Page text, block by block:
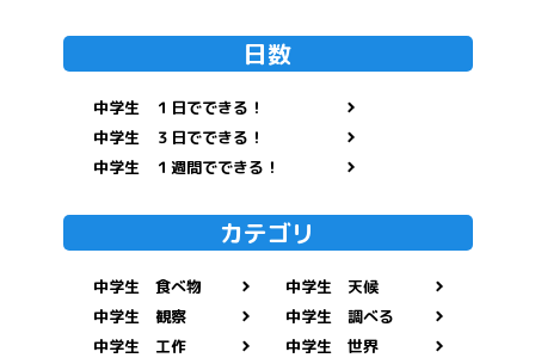
日数
中学生 １日でできる！
中学生 ３日でできる！
中学生 １週間でできる！
カテゴリ
中学生 食べ物
中学生 天候
中学生 観察
中学生 調べる
中学生 工作
中学生 世界